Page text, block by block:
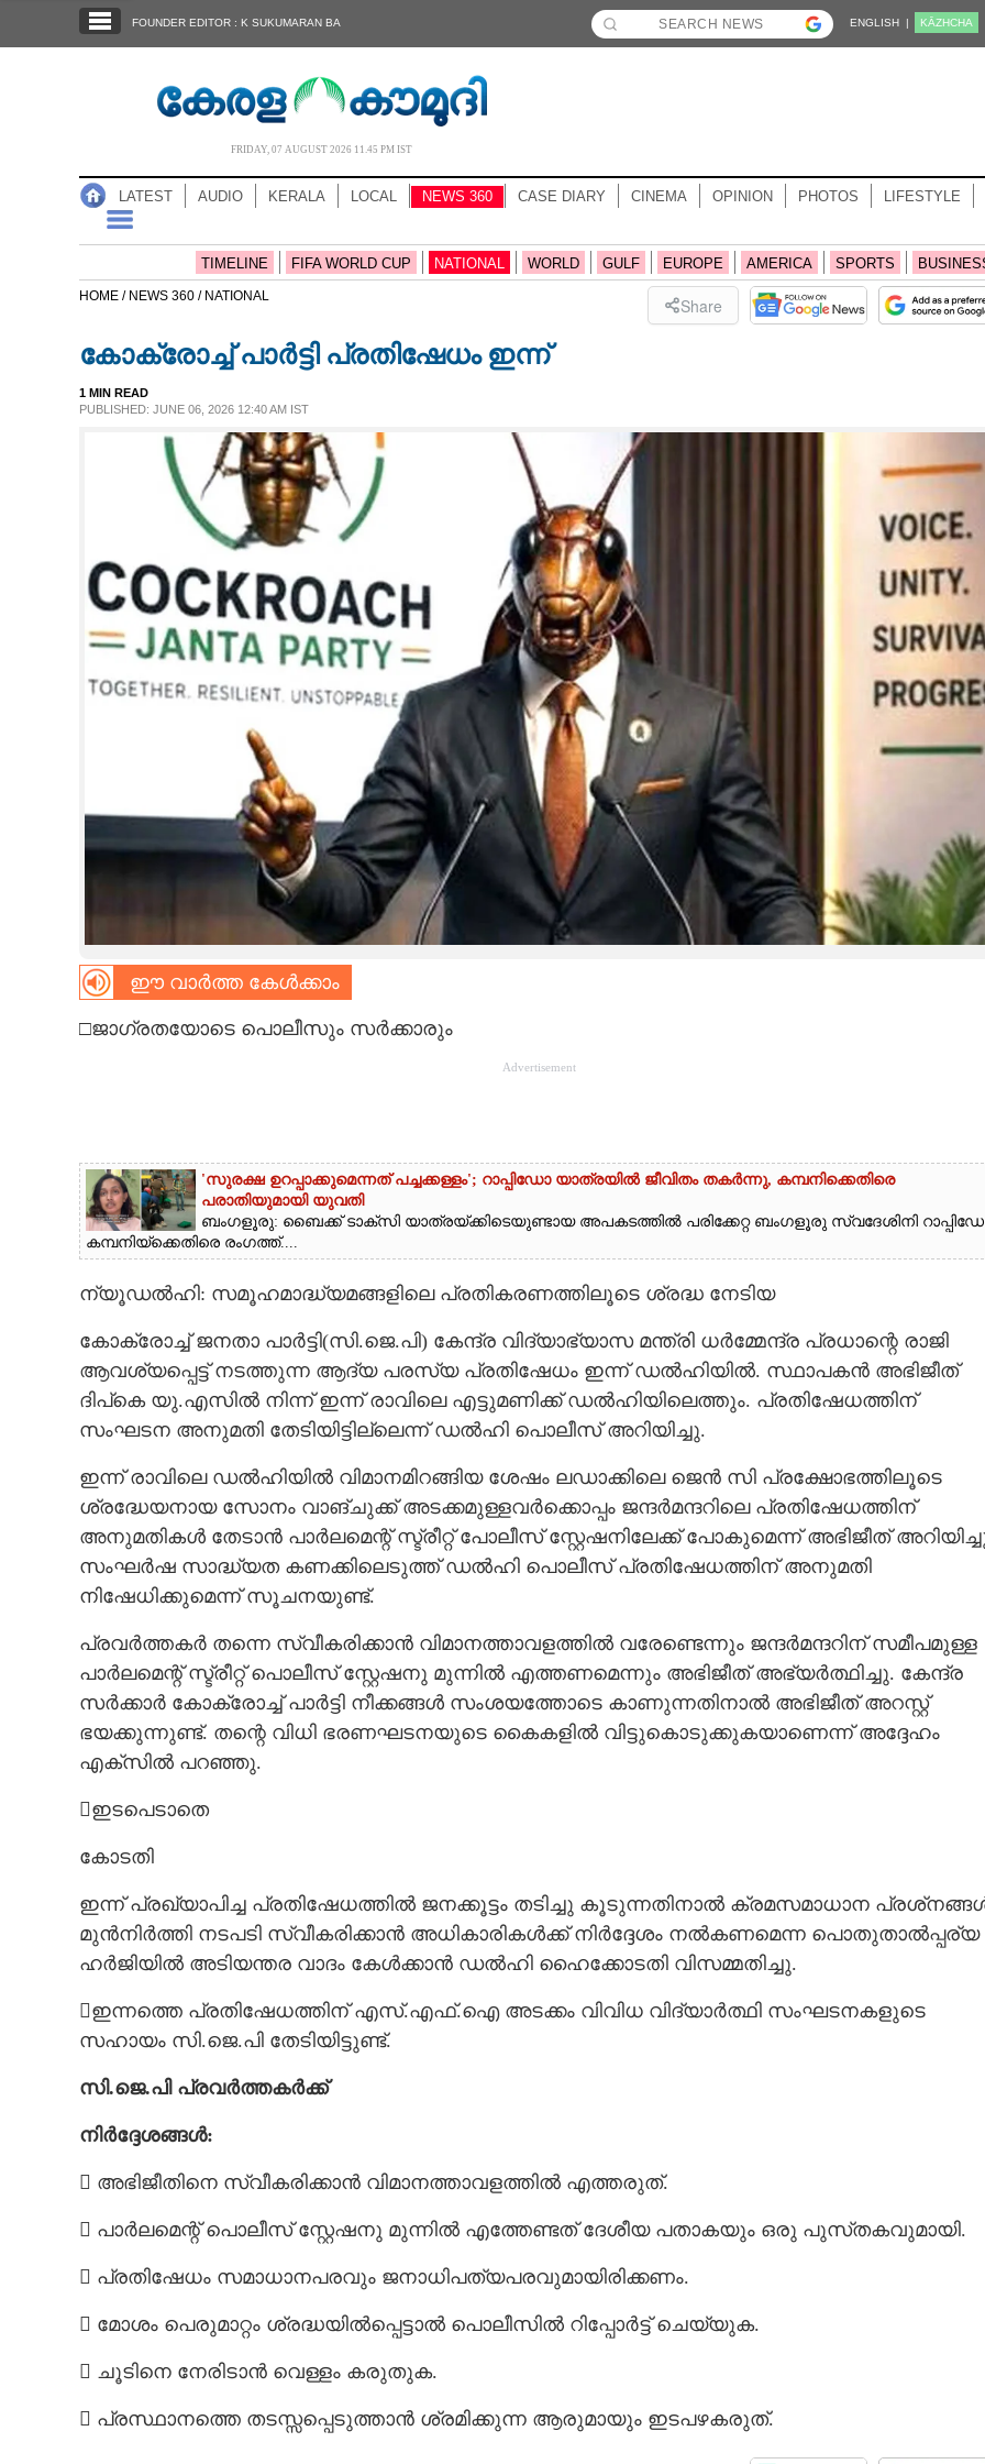
NOTIFIED NEWS
CARTOONS
CONTACT US
FOUNDER EDITOR : K SUKUMARAN BA ENGLISH | KĀZHCHA
FRIDAY, 07 AUGUST 2026 11.45 PM IST
LATEST AUDIO KERALA LOCAL NEWS 360 CASE DIARY CINEMA OPINION PHOTOS LIFESTYLE
TIMELINE FIFA WORLD CUP NATIONAL WORLD GULF EUROPE AMERICA SPORTS
HOME / NEWS 360 / NATIONAL Share
കോക്രോച്ച് പാർട്ടി പ്രതിഷേധം ഇന്ന്
1 MIN READ
PUBLISHED: JUNE 06, 2026 12:40 AM IST
ഈ വാർത്ത കേൾക്കാം
□ജാഗ്രതയോടെ പൊലീസും സർക്കാരും
Advertisement
'സുരക്ഷ ഉറപ്പാക്കുമെന്നത് പച്ചക്കള്ളം'; റാപ്പിഡോ യാത്രയിൽ ജീവിതം തകർന്നു, കമ്പനിക്കെതിരെ
പരാതിയുമായി യുവതി
ബംഗളൂരു: ബൈക്ക് ടാക്‌സി യാത്രയ്‌ക്കിടെയുണ്ടായ അപകടത്തിൽ പരിക്കേറ്റ ബംഗളൂരു സ്വദേശിനി
കമ്പനിയ്‌ക്കെതിരെ രംഗത്ത്....
ന്യൂഡൽഹി: സമൂഹമാദ്ധ്യമങ്ങളിലെ പ്രതികരണത്തിലൂടെ ശ്രദ്ധ നേടിയ
കോക്രോച്ച് ജനതാ പാർട്ടി(സി.ജെ.പി) കേന്ദ്ര വിദ്യാഭ്യാസ മന്ത്രി ധർമ്മേന്ദ്ര പ്രധാന്റെ രാജി
ആവശ്യപ്പെട്ട് നടത്തുന്ന ആദ്യ പരസ്യ പ്രതിഷേധം ഇന്ന് ഡൽഹിയിൽ. സ്ഥാപകൻ അഭിജീത്
ദിപ്കെ യു.എസിൽ നിന്ന് ഇന്ന് രാവിലെ എട്ടുമണിക്ക് ഡൽഹിയിലെത്തും. പ്രതിഷേധത്തിന്
സംഘടന അനുമതി തേടിയിട്ടില്ലെന്ന് ഡൽഹി പൊലീസ് അറിയിച്ചു.
ഇന്ന് രാവിലെ ഡൽഹിയിൽ വിമാനമിറങ്ങിയ ശേഷം ലഡാക്കിലെ ജെൻ സി പ്രക്ഷോഭത്തിലൂടെ
ശ്രദ്ധേയനായ സോനം വാങ്‌ചുക്ക് അടക്കമുള്ളവർക്കൊപ്പം ജന്ദർമന്ദറിലെ പ്രതിഷേധത്തിന്
അനുമതികൾ തേടാൻ പാർലമെന്റ് സ്ട്രീറ്റ് പോലീസ് സ്റ്റേഷനിലേക്ക് പോകുമെന്ന് അഭിജീത്
സംഘർഷ സാദ്ധ്യത കണക്കിലെടുത്ത് ഡൽഹി പൊലീസ് പ്രതിഷേധത്തിന് അനുമതി
നിഷേധിക്കുമെന്ന് സൂചനയുണ്ട്.
പ്രവർത്തകർ തന്നെ സ്വീകരിക്കാൻ വിമാനത്താവളത്തിൽ വരേണ്ടെന്നും ജന്ദർമന്ദറിന് സമീപമുള്ള
പാർലമെന്റ് സ്ട്രീറ്റ് പൊലീസ് സ്റ്റേഷനു മുന്നിൽ എത്തണമെന്നും അഭിജീത് അഭ്യർത്ഥിച്ചു. കേന്ദ്ര
സർക്കാർ കോക്രോച്ച് പാർട്ടി നീക്കങ്ങൾ സംശയത്തോടെ കാണുന്നതിനാൽ അഭിജീത് അറസ്റ്റ്
ഭയക്കുന്നുണ്ട്. തന്റെ വിധി ഭരണഘടനയുടെ കൈകളിൽ വിട്ടുകൊടുക്കുകയാണെന്ന് അദ്ദേഹം
എക്‌സിൽ പറഞ്ഞു.
ഇടപെടാതെ
കോടതി
ഇന്ന് പ്രഖ്യാപിച്ച പ്രതിഷേധത്തിൽ ജനക്കൂട്ടം തടിച്ചു കൂടുന്നതിനാൽ ക്രമസമാധാന
മുൻനിർത്തി നടപടി സ്വീകരിക്കാൻ അധികാരികൾക്ക് നിർദ്ദേശം നൽകണമെന്ന പൊതുതാൽപ്പര്യ
ഹർജിയിൽ അടിയന്തര വാദം കേൾക്കാൻ ഡൽഹി ഹൈക്കോടതി വിസമ്മതിച്ചു.
ഇന്നത്തെ പ്രതിഷേധത്തിന് എസ്.എഫ്.ഐ അടക്കം വിവിധ വിദ്യാർത്ഥി സംഘടനകളുടെ
സഹായം സി.ജെ.പി തേടിയിട്ടുണ്ട്.
സി.ജെ.പി പ്രവർത്തകർക്ക്
നിർദ്ദേശങ്ങൾ:
 അഭിജീതിനെ സ്വീകരിക്കാൻ വിമാനത്താവളത്തിൽ എത്തരുത്.
 പാർലമെന്റ് പൊലീസ് സ്റ്റേഷനു മുന്നിൽ എത്തേണ്ടത് ദേശീയ പതാകയും ഒരു പുസ്‌തകവുമായി.
 പ്രതിഷേധം സമാധാനപരവും ജനാധിപത്യപരവുമായിരിക്കണം.
 മോശം പെരുമാറ്റം ശ്രദ്ധയിൽപ്പെട്ടാൽ പൊലീസിൽ റിപ്പോർട്ട് ചെയ്യുക.
 ചൂടിനെ നേരിടാൻ വെള്ളം കരുതുക.
 പ്രസ്ഥാനത്തെ തടസ്സപ്പെടുത്താൻ ശ്രമിക്കുന്ന ആരുമായും ഇടപഴകരുത്.